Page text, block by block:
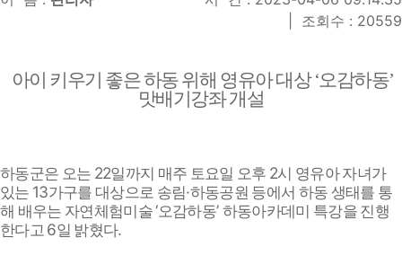
조회수 : 20559
아이 키우기 좋은 하동 위해 영유아 대상‘오감하동’
맛배기강좌 개설
하동군은 오는 22일까지 매주 토요일 오후 2시 영유아 자녀가
있는 13가구를 대상으로 송림·하동공원 등에서 하동 생태를 통
해 배우는 자연체험미술‘오감하동’ 하동아카데미 특강을 진행
한다고 6일 밝혔다.